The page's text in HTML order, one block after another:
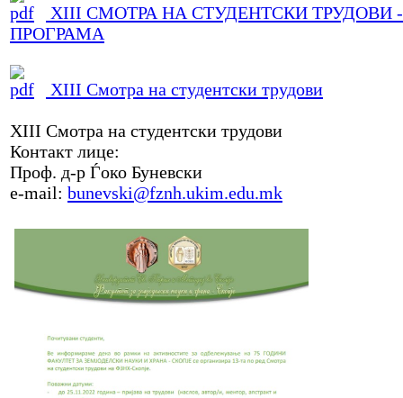
XIII СМОТРА НА СТУДЕНТСКИ ТРУДОВИ -
ПРОГРАМА
XIII Смотра на студентски трудови
XIII Смотра на студентски трудови
Контакт лице:
Проф. д-р Ѓоко Буневски
е-mail: bunevski@fznh.ukim.edu.mk